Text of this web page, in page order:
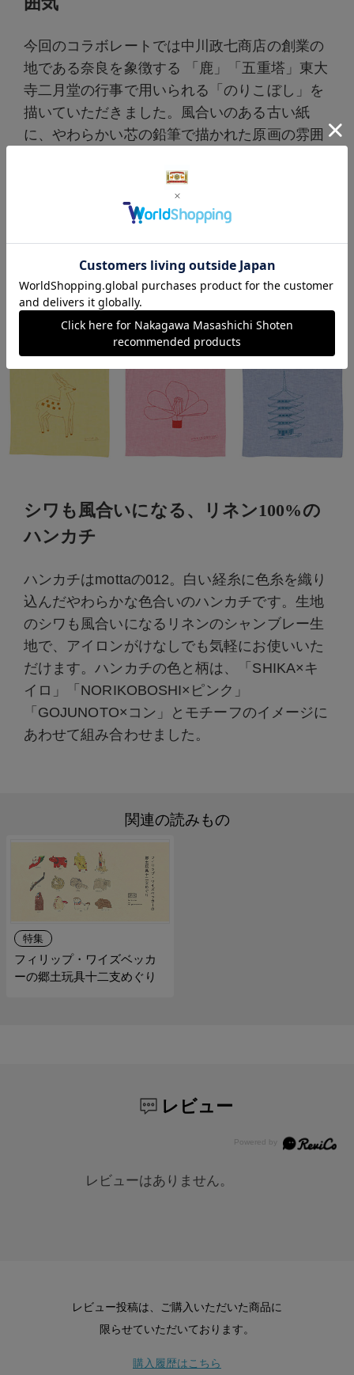
今回のコラボレートでは中川政七商店の創業の
地である奈良を象徴する 「鹿」「五重塔」東大
寺二月堂の行事で用いられる「のりこぼし」を
描いていただきました。風合いのある古い紙
に、やわらかい芯の鉛筆で描かれた原画の雰囲
る「手捺染」という方法で染められています。
線が太くなりすぎないように、微妙な力調整を
しながら一つ一つ捺染される絵はえんぴつで描
かれたようなあたたかみのある仕上がりになっ
ています。
シワも風合いになる、リネン100%の
ハンカチ
ハンカチはmottaの012。白い経糸に色糸を織り
込んだやわらかな色合いのハンカチです。生地
のシワも風合いになるリネンのシャンブレー生
地で、アイロンがけなしでも気軽にお使いいた
だけます。ハンカチの色と柄は、「SHIKA×キ
イロ」「NORIKOBOSHI×ピンク」
「GOJUNOTO×コン」とモチーフのイメージに
あわせて組み合わせました。
関連の読みもの
特集
フィリップ・ワイズベッカ
ーの郷土玩具十二支めぐり
レビュー
レビューはありません。
レビュー投稿は、ご購入いただいた商品に
限らせていただいております。
購入履歴はこちら